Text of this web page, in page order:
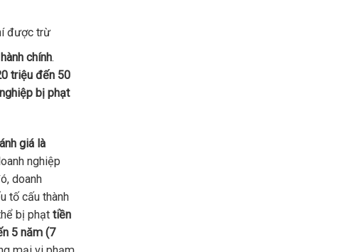
được trừ
chính.
triệu đến 50
bị phạt
giá là
nghiệp
doanh
tố cấu thành
bị phạt tiền
5 năm (7